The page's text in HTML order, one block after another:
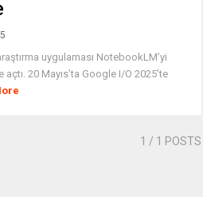
uygulaması NotebookLM’yi
20 Mayıs’ta Google I/O 2025’te
1 / 1 POSTS